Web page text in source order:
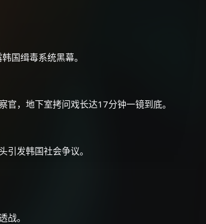
国缉毒系统黑幕。
，地下室拷问戏长达17分钟一镜到底。
发韩国社会争议。
战。
朋友们辛苦了 💦